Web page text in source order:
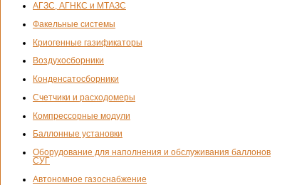
АГЗС, АГНКС и МТАЗС
Факельные системы
Криогенные газификаторы
Воздухосборники
Конденсатосборники
Счетчики и расходомеры
Компрессорные модули
Баллонные установки
Оборудование для наполнения и обслуживания баллонов
СУГ
Автономное газоснабжение